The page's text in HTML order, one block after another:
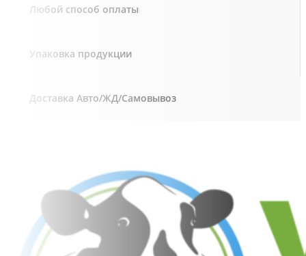
Любой способ оплаты
Упаковка продукции
Доставка Авто/ЖД/Самовывоз